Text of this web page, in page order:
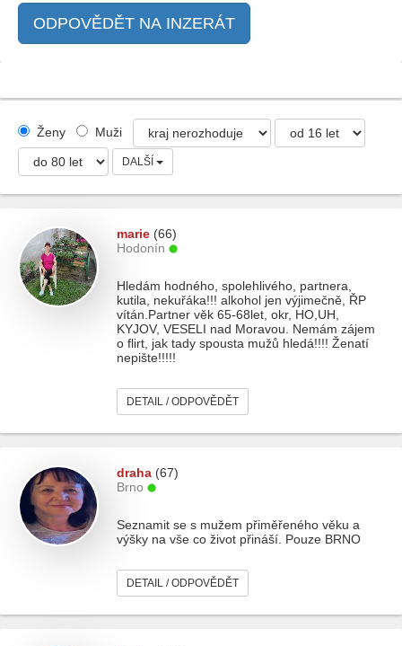
ODPOVĚDĚT NA INZERÁT
Ženy Muži
DALŠÍ
marie (66)
Hodonín
Hledám hodného, spolehlivého, partnera,
kutila, nekuřáka!!! alkohol jen výjimečně, ŘP
vítán.Partner věk 65-68let, okr, HO,UH,
KYJOV, VESELI nad Moravou. Nemám zájem
o flirt, jak tady spousta mužů hledá!!!! Ženatí
nepište!!!!!
DETAIL / ODPOVĚDĚT
draha (67)
Brno
Seznamit se s mužem přiměřeného věku a
výšky na vše co život přináší. Pouze BRNO
DETAIL / ODPOVĚDĚT